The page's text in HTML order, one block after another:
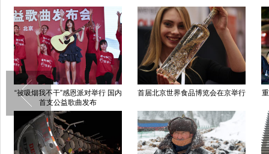
“被吸烟我不干”感恩派对举行 国内
首支公益歌曲发布
首届北京世界食品博览会在京举行